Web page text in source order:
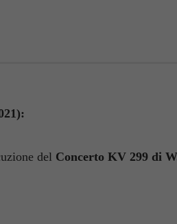
del Concerto KV 299 di